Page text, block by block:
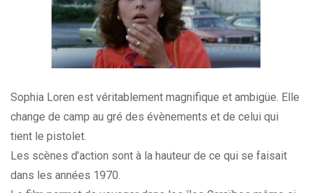
Sophia Loren est véritablement magnifique et ambigüe. Elle
change de camp au gré des évènements et de celui qui
tient le pistolet.
Les scènes d’action sont à la hauteur de ce qui se faisait
dans les années 1970.